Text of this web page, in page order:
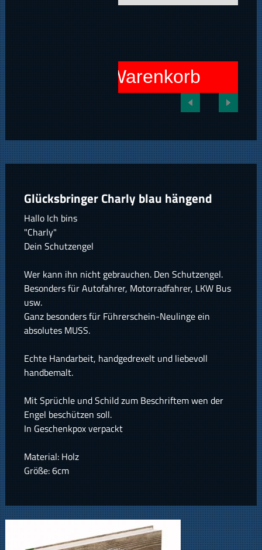
In den Warenkorb
Glücksbringer Charly blau hängend
Hallo Ich bins
"Charly"
Dein Schutzengel
Wer kann ihn nicht gebrauchen. Den Schutzengel.
Besonders für Autofahrer, Motorradfahrer, LKW Bus
usw.
Ganz besonders für Führerschein-Neulinge ein
absolutes MUSS.
Echte Handarbeit, handgedrexelt und liebevoll
handbemalt.
Mit Sprüchle und Schild zum Beschriftem wen der
Engel beschützen soll.
In Geschenkpox verpackt
Material: Holz
Größe: 6cm